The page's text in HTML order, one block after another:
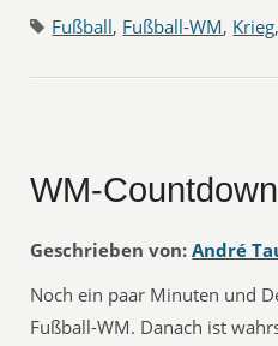
Fußball, Fußball-WM, Krieg
WM-Countdown
Geschrieben von: André
Noch ein paar Minuten und
Fußball-WM. Danach ist